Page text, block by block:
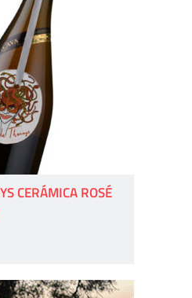
CERÁMICA ROSÉ